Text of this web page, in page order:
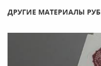
ДРУГИЕ МАТЕРИАЛЫ